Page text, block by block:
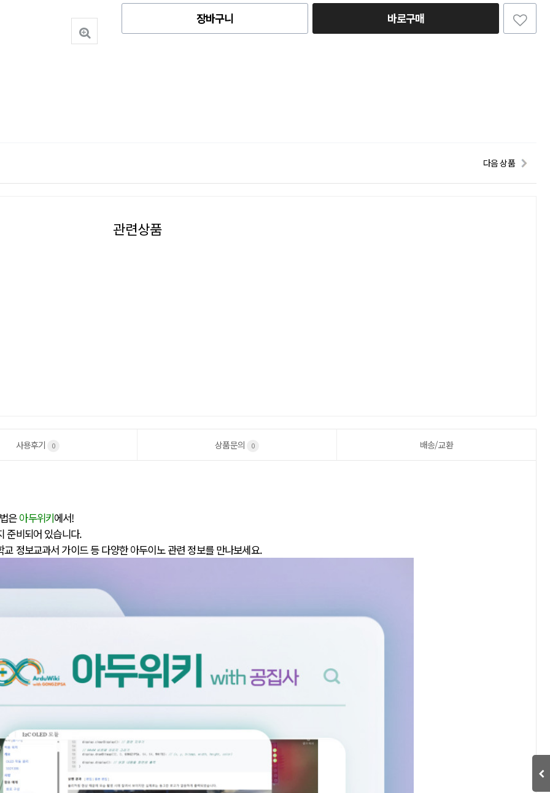
장바구니 바로구매
다음 상품
관련상품
사용후기 0 상품문의 0 배송/교환
은아두위키에서!
준비되어 있습니다.
정보교과서 가이드 등 다양한 아두이노 관련 정보를 만나보세요.